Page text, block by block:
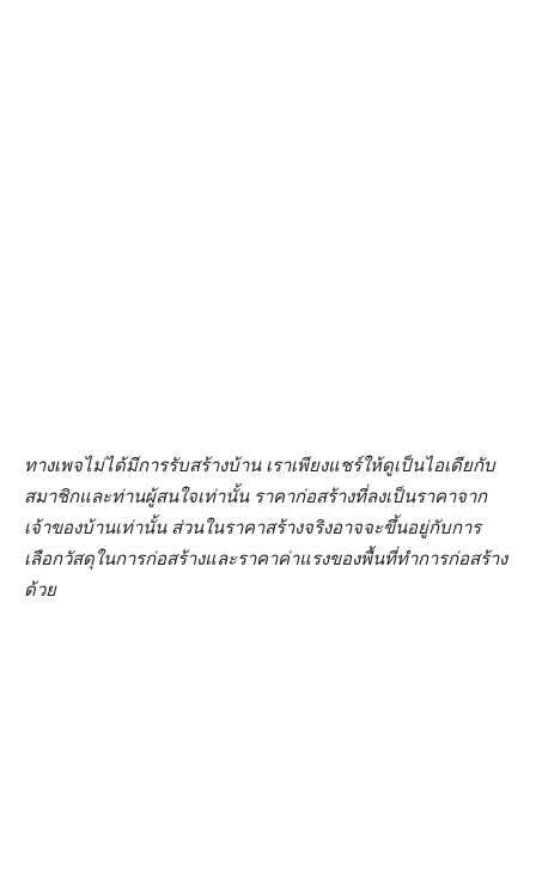
ทางเพจไม่ได้มีการรับสร้างบ้าน เราเพียงแชร์ให้ดูเป็นไอเดียกับ
สมาชิกและท่านผู้สนใจเท่านั้น ราคาก่อสร้างที่ลงเป็นราคาจาก
เจ้าของบ้านเท่านั้น ส่วนในราคาสร้างจริงอาจจะขึ้นอยู่กับการ
เลือกวัสดุในการก่อสร้างและราคาค่าแรงของพื้นที่ทำการก่อสร้าง
ด้วย